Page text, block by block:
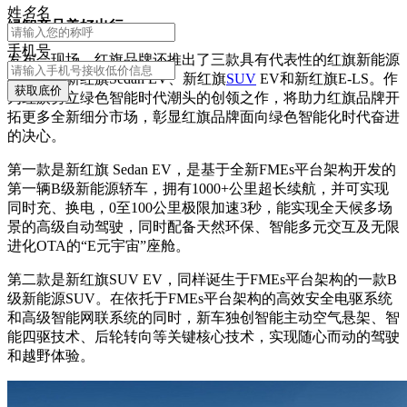
绿智产品美好出行
发布会现场，红旗品牌还推出了三款具有代表性的红旗新能源
概念车，新红旗Sedan EV、新红旗SUV EV和新红旗E-LS。作
为红旗勇立绿色智能时代潮头的创领之作，将助力红旗品牌开
拓更多全新细分市场，彰显红旗品牌面向绿色智能化时代奋进
的决心。
第一款是新红旗 Sedan EV，是基于全新FMEs平台架构开发的
第一辆B级新能源轿车，拥有1000+公里超长续航，并可实现
同时充、换电，0至100公里极限加速3秒，能实现全天候多场
景的高级自动驾驶，同时配备天然环保、智能多元交互及无限
进化OTA的“E元宇宙”座舱。
第二款是新红旗SUV EV，同样诞生于FMEs平台架构的一款B
级新能源SUV。在依托于FMEs平台架构的高效安全电驱系统
和高级智能网联系统的同时，新车独创智能主动空气悬架、智
能四驱技术、后轮转向等关键核心技术，实现随心而动的驾驶
和越野体验。
姓名名
手机号
获取底价